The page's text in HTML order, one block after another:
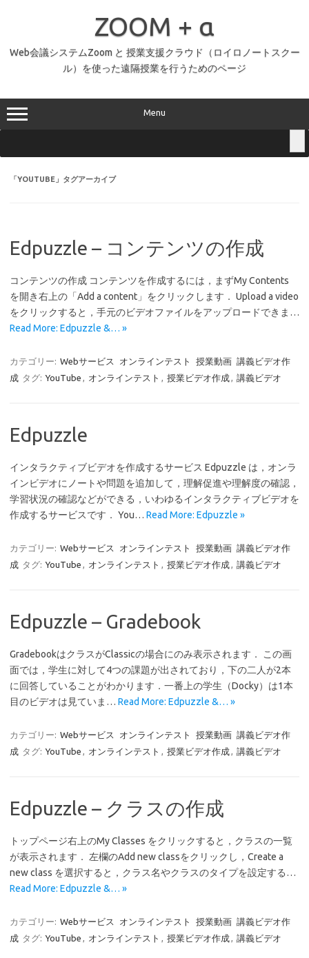
ZOOM + α
Web会議システムZoom と 授業支援クラウド（ロイロノートスクー
ル）を使った遠隔授業を行うためのページ
Menu
「YOUTUBE 」タグアーカイブ
Edpuzzle – コンテンツの作成
コンテンツの作成 コンテンツを作成するには，まずMy Contents
を開き右上の「Add a content」をクリックします． Upload a video
をクリックすると，手元のビデオファイルをアップロードできま…
Read More: Edpuzzle &… »
カテゴリー: Webサービス オンラインテスト 授業動画 講義ビデオ作
成 タグ: YouTube , オンラインテスト , 授業ビデオ作成, 講義ビデオ
Edpuzzle
インタラクティブビデオを作成するサービス Edpuzzle は，オンラ
インビデオにノートや問題を追加して，理解促進や理解度の確認，
学習状況の確認などができる，いわゆるインタラクティブビデオを
作成するサービスです． You… Read More: Edpuzzle »
カテゴリー: Webサービス オンラインテスト 授業動画 講義ビデオ作
成 タグ: YouTube , オンラインテスト , 授業ビデオ作成, 講義ビデオ
Edpuzzle – Gradebook
GradebookはクラスがClassicの場合にのみ表示されます． この画
面では，学生に対して4つの課題が出されており，下の二人が2本
に回答していることがわかります．一番上の学生（Docky）は1本
目のビデオは見ていま… Read More: Edpuzzle &… »
カテゴリー: Webサービス オンラインテスト 授業動画 講義ビデオ作
成 タグ: YouTube , オンラインテスト , 授業ビデオ作成, 講義ビデオ
Edpuzzle – クラスの作成
トップページ右上のMy Classes をクリックすると，クラスの一覧
が表示されます． 左欄のAdd new classをクリックし，Create a
new class を選択すると，クラス名やクラスのタイプを設定する…
Read More: Edpuzzle &… »
カテゴリー: Webサービス オンラインテスト 授業動画 講義ビデオ作
成 タグ: YouTube , オンラインテスト , 授業ビデオ作成, 講義ビデオ